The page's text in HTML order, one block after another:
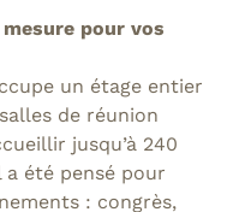
pour vos
un étage entier
de réunion
jusqu’à 240
été pensé pour
: congrès,